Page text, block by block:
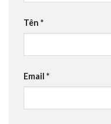
Tên *
Email *